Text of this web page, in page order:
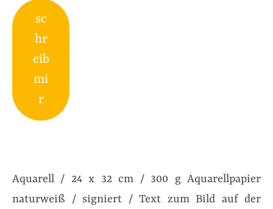
sc
hr
eib
mi
r
Aquarell / 24 x 32 cm / 300 g Aquarellpapier
naturweiß / signiert / Text zum Bild auf der